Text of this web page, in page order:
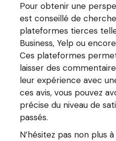
Pour obtenir une
est conseillé de
plateformes tierces
Business, Yelp ou
Ces plateformes
laisser des
leur expérience avec
ces avis, vous pouvez
précise du niveau de
passés.
N’hésitez pas non plus